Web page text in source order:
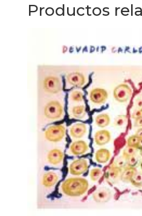
Productos